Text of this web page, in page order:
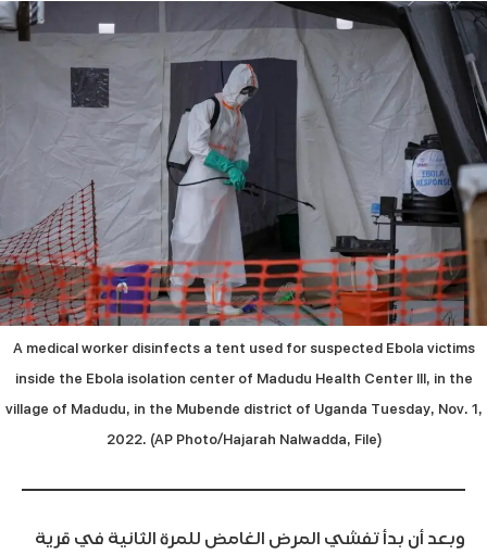
A medical worker disinfects a tent used for suspected Ebola victims
inside the Ebola isolation center of Madudu Health Center III, in the
village of Madudu, in the Mubende district of Uganda Tuesday, Nov. 1,
2022. (AP Photo/Hajarah Nalwadda, File)
وبعد أن بدأ تفشي المرض الغامض للمرة الثانية في قرية